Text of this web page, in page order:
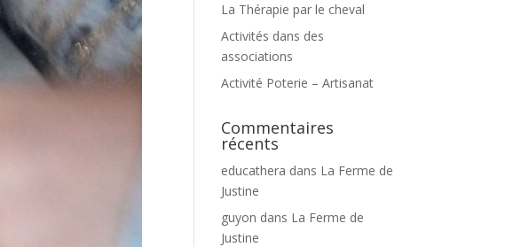
La Thérapie par le cheval
Activités dans des
associations
Activité Poterie – Artisanat
Commentaires
récents
educathera dans La Ferme de
Justine
guyon dans La Ferme de
Justine